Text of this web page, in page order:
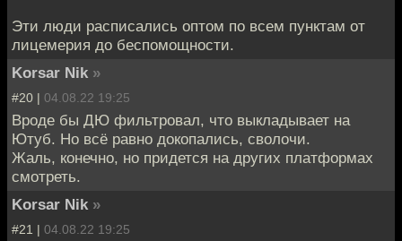
Эти люди расписались оптом по всем пунктам от
лицемерия до беспомощности.
Korsar Nik »
#20 | 04.08.22 19:25
Вроде бы ДЮ фильтровал, что выкладывает на
Ютуб. Но всё равно докопались, сволочи.
Жаль, конечно, но придется на других платформах
смотреть.
Korsar Nik »
#21 | 04.08.22 19:25